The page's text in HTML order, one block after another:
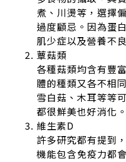
煮、川燙等，選擇
過度顧忌。因為蛋
肌少症以及營養不
蕈菇類
各種菇類均含有豐
體的種類又各不相
雪白菇、木耳等等
都很鮮美也好消化。
維生素D
許多研究都有提到
機能包含免疫力都